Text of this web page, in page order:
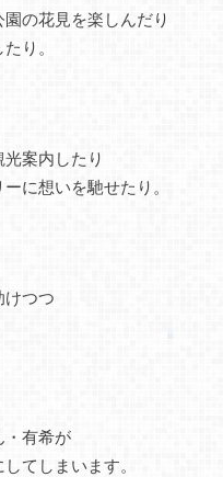
の花見を楽しんだり
り。
案内したり
に想いを馳せたり。
けつつ
・有希が
てしまいます。